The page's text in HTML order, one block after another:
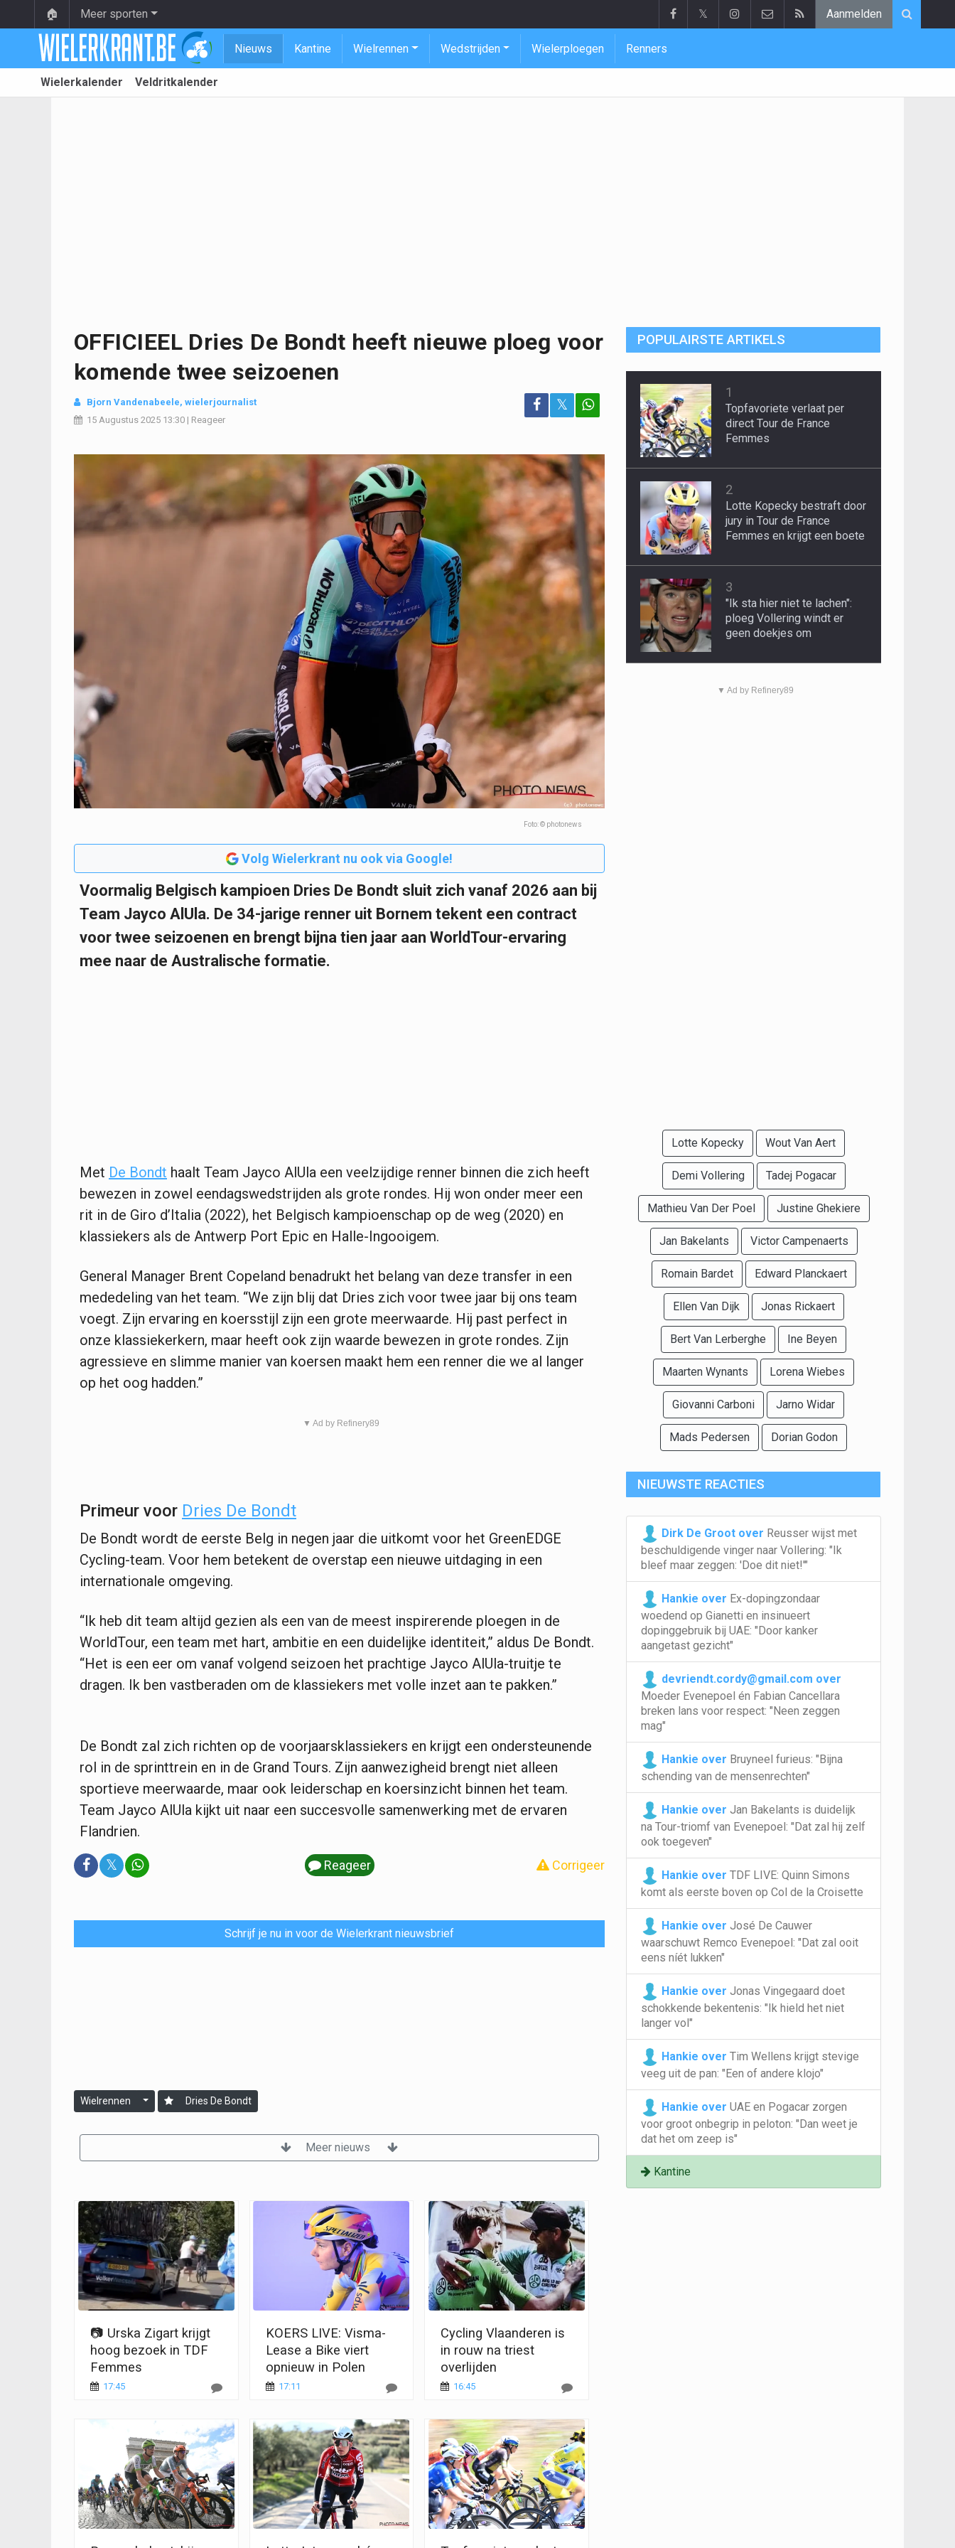
🏠 Meer sporten 𝕏 Aanmelden
Nieuws Kantine Wielrennen Wedstrijden Wielerploegen Renners
Wielerkalender Veldritkalender
OFFICIEEL Dries De Bondt heeft nieuwe ploeg voor
komende twee seizoenen
Bjorn Vandenabeele, wielerjournalist
15 Augustus 2025 13:30 | Reageer
𝕏
Foto: © photonews
Volg Wielerkrant nu ook via Google!
Voormalig Belgisch kampioen Dries De Bondt sluit zich vanaf 2026 aan bij
Team Jayco AlUla. De 34-jarige renner uit Bornem tekent een contract
voor twee seizoenen en brengt bijna tien jaar aan WorldTour-ervaring
mee naar de Australische formatie.
Met De Bondt haalt Team Jayco AlUla een veelzijdige renner binnen die zich heeft
bewezen in zowel eendagswedstrijden als grote rondes. Hij won onder meer een
rit in de Giro d’Italia (2022), het Belgisch kampioenschap op de weg (2020) en
klassiekers als de Antwerp Port Epic en Halle-Ingooigem.
General Manager Brent Copeland benadrukt het belang van deze transfer in een
mededeling van het team. “We zijn blij dat Dries zich voor twee jaar bij ons team
voegt. Zijn ervaring en koersstijl zijn een grote meerwaarde. Hij past perfect in
onze klassiekerkern, maar heeft ook zijn waarde bewezen in grote rondes. Zijn
agressieve en slimme manier van koersen maakt hem een renner die we al langer
op het oog hadden.”
▼ Ad by Refinery89
Primeur voor Dries De Bondt
De Bondt wordt de eerste Belg in negen jaar die uitkomt voor het GreenEDGE
Cycling-team. Voor hem betekent de overstap een nieuwe uitdaging in een
internationale omgeving.
“Ik heb dit team altijd gezien als een van de meest inspirerende ploegen in de
WorldTour, een team met hart, ambitie en een duidelijke identiteit,” aldus De Bondt.
“Het is een eer om vanaf volgend seizoen het prachtige Jayco AlUla-truitje te
dragen. Ik ben vastberaden om de klassiekers met volle inzet aan te pakken.”
De Bondt zal zich richten op de voorjaarsklassiekers en krijgt een ondersteunende
rol in de sprinttrein en in de Grand Tours. Zijn aanwezigheid brengt niet alleen
sportieve meerwaarde, maar ook leiderschap en koersinzicht binnen het team.
Team Jayco AlUla kijkt uit naar een succesvolle samenwerking met de ervaren
Flandrien.
𝕏 Reageer Corrigeer
Schrijf je nu in voor de Wielerkrant nieuwsbrief
Wielrennen Dries De Bondt
Meer nieuws
📷 Urska Zigart krijgt
hoog bezoek in TDF
Femmes
17:45
KOERS LIVE: Visma-
Lease a Bike viert
opnieuw in Polen
17:11
Cycling Vlaanderen is
in rouw na triest
overlijden
16:45
POPULAIRSTE ARTIKELS
1
Topfavoriete verlaat per
direct Tour de France
Femmes
2
Lotte Kopecky bestraft door
jury in Tour de France
Femmes en krijgt een boete
3
"Ik sta hier niet te lachen":
ploeg Vollering windt er
geen doekjes om
▼ Ad by Refinery89
Lotte Kopecky Wout Van Aert
Demi Vollering Tadej Pogacar
Mathieu Van Der Poel Justine Ghekiere
Jan Bakelants Victor Campenaerts
Romain Bardet Edward Planckaert
Ellen Van Dijk Jonas Rickaert
Bert Van Lerberghe Ine Beyen
Maarten Wynants Lorena Wiebes
Giovanni Carboni Jarno Widar
Mads Pedersen Dorian Godon
NIEUWSTE REACTIES
Dirk De Groot over Reusser wijst met
beschuldigende vinger naar Vollering: "Ik
bleef maar zeggen: 'Doe dit niet!'"
Hankie over Ex-dopingzondaar
woedend op Gianetti en insinueert
dopinggebruik bij UAE: "Door kanker
aangetast gezicht"
devriendt.cordy@gmail.com over
Moeder Evenepoel én Fabian Cancellara
breken lans voor respect: "Neen zeggen
mag"
Hankie over Bruyneel furieus: "Bijna
schending van de mensenrechten"
Hankie over Jan Bakelants is duidelijk
na Tour-triomf van Evenepoel: "Dat zal hij zelf
ook toegeven"
Hankie over TDF LIVE: Quinn Simons
komt als eerste boven op Col de la Croisette
Hankie over José De Cauwer
waarschuwt Remco Evenepoel: "Dat zal ooit
eens níét lukken"
Hankie over Jonas Vingegaard doet
schokkende bekentenis: "Ik hield het niet
langer vol"
Hankie over Tim Wellens krijgt stevige
veeg uit de pan: "Een of andere klojo"
Hankie over UAE en Pogacar zorgen
voor groot onbegrip in peloton: "Dan weet je
dat het om zeep is"
Kantine